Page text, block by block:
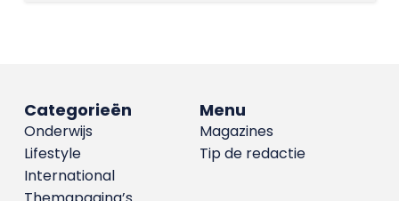
Menu
Magazines
Tip de redactie
Categorieën
Onderwijs
Lifestyle
International